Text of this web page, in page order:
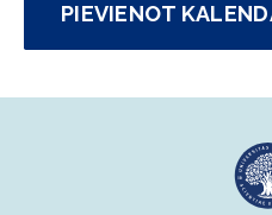
PIEVIENOT